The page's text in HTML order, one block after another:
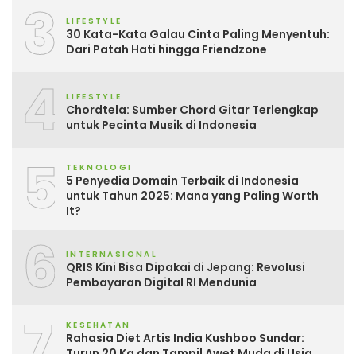
3 LIFESTYLE
30 Kata-Kata Galau Cinta Paling Menyentuh:
Dari Patah Hati hingga Friendzone
4 LIFESTYLE
Chordtela: Sumber Chord Gitar Terlengkap
untuk Pecinta Musik di Indonesia
5 TEKNOLOGI
5 Penyedia Domain Terbaik di Indonesia
untuk Tahun 2025: Mana yang Paling Worth
It?
6 INTERNASIONAL
QRIS Kini Bisa Dipakai di Jepang: Revolusi
Pembayaran Digital RI Mendunia
KESEHATAN
Rahasia Diet Artis India Kushboo Sundar: